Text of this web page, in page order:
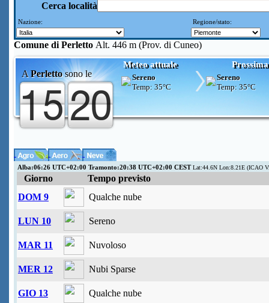
Cerca località
Nazione: Regione/stato:
Comune di Perletto Alt. 446 m (Prov. di Cuneo)
A Perlettosono le
Meteo attuale
Sereno
Temp: 35°C
Sereno
Temp: 35°C
Alba:06:26 UTC+02:00 Tramonto:20:38 UTC+02:00 CESTLat:44.6N Lon:8.21E (ICAO
Giorno
Tempo previsto
DOM 9
Qualche nube
LUN 10 Sereno
MAR 11 Nuvoloso
MER 12 Nubi Sparse
GIO 13 Qualche nube